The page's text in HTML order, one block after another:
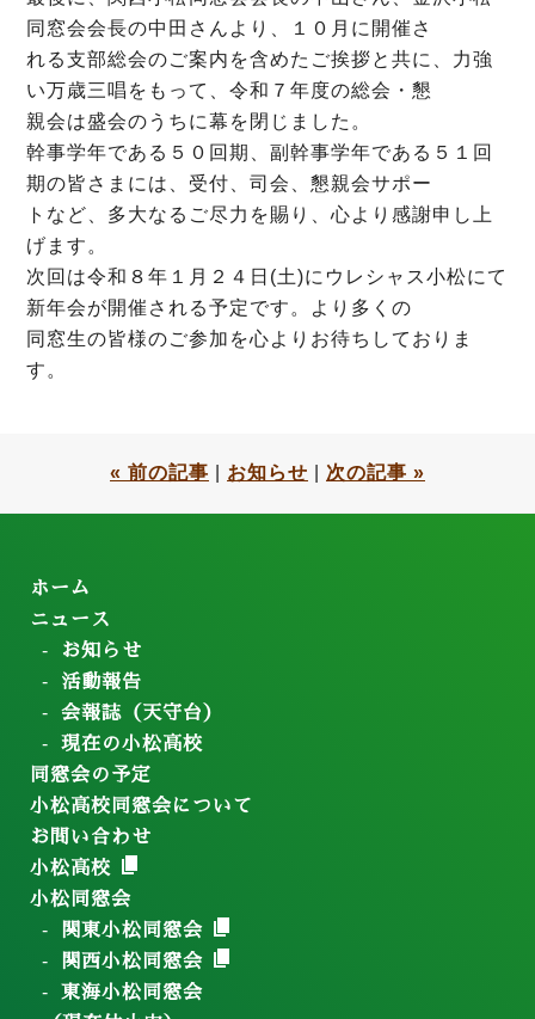
同窓会会長の中田さんより、１０月に開催さ
れる支部総会のご案内を含めたご挨拶と共に、力強
い万歳三唱をもって、令和７年度の総会・懇
親会は盛会のうちに幕を閉じました。
幹事学年である５０回期、副幹事学年である５１回
期の皆さまには、受付、司会、懇親会サポー
トなど、多大なるご尽力を賜り、心より感謝申し上
げます。
次回は令和８年１月２４日(土)にウレシャス小松にて
新年会が開催される予定です。より多くの
同窓生の皆様のご参加を心よりお待ちしておりま
す。
« 前の記事 お知らせ 次の記事 »
ホーム
ニュース
お知らせ
活動報告
会報誌（天守台）
現在の小松高校
同窓会の予定
小松高校同窓会について
お問い合わせ
小松高校
小松同窓会
関東小松同窓会
関西小松同窓会
東海小松同窓会